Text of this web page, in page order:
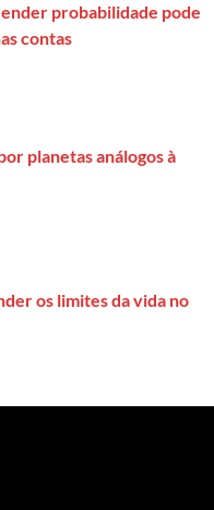
probabilidade pode
contas
planetas análogos à
os limites da vida no